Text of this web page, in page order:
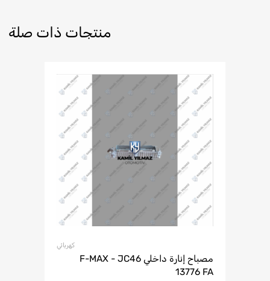
منتجات ذات صلة
كهربائي
مصباح إنارة داخلي F-MAX - JC46
13776 FA